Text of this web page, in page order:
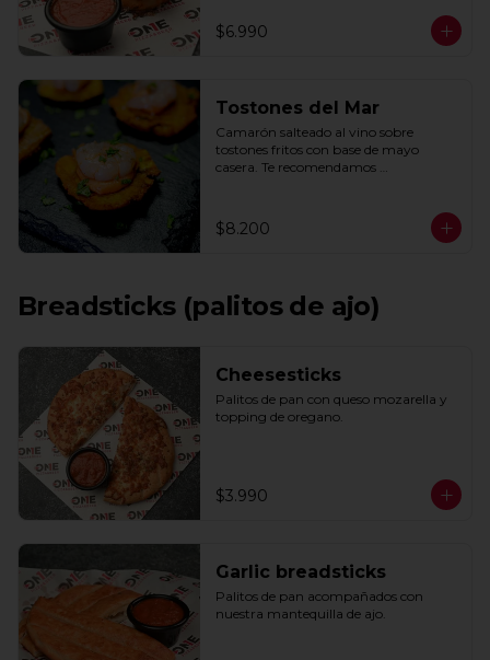
$6.990
Tostones del Mar
Camarón salteado al vino sobre
tostones fritos con base de mayo
casera. Te recomendamos
$8.200
Breadsticks (palitos de ajo)
Cheesesticks
Palitos de pan con queso mozarella y
topping de oregano.
$3.990
Garlic breadsticks
Palitos de pan acompañados con
nuestra mantequilla de ajo.